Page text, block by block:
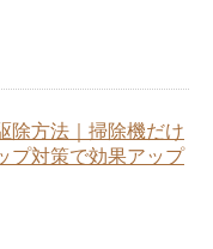
除方法｜掃除機だけ
プ対策で効果アップ